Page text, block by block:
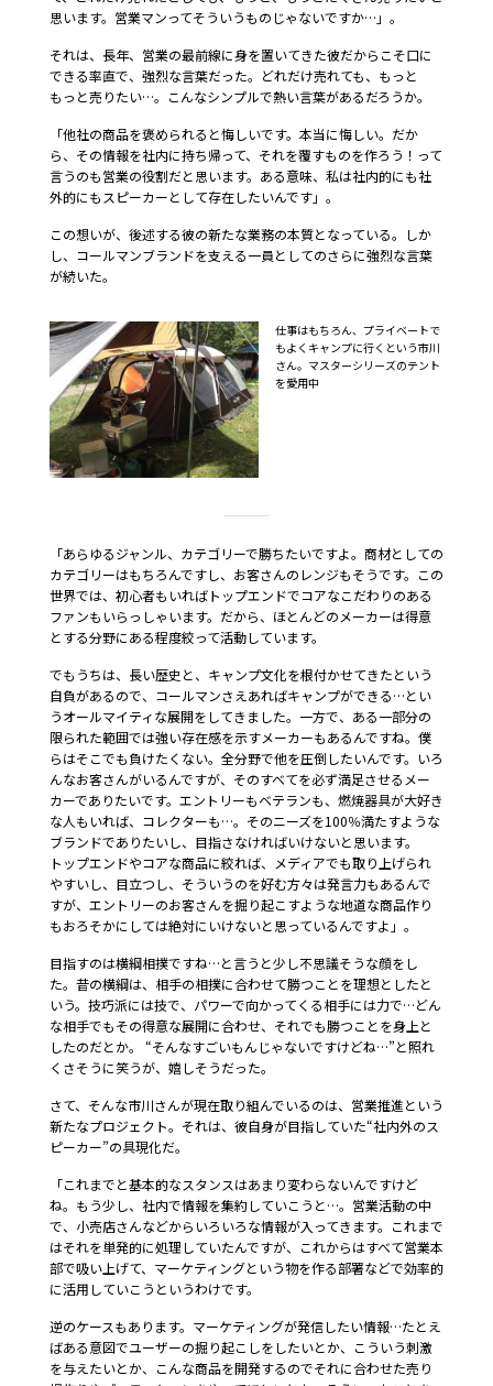
思います。営業マンってそういうものじゃないですか…」。
それは、長年、営業の最前線に身を置いてきた彼だからこそ口に
できる率直で、強烈な言葉だった。どれだけ売れても、もっと
もっと売りたい…。こんなシンプルで熱い言葉があるだろうか。
「他社の商品を褒められると悔しいです。本当に悔しい。だか
ら、その情報を社内に持ち帰って、それを覆すものを作ろう！って
言うのも営業の役割だと思います。ある意味、私は社内的にも社
外的にもスピーカーとして存在したいんです」。
この想いが、後述する彼の新たな業務の本質となっている。しか
し、コールマンブランドを支える一員としてのさらに強烈な言葉
が続いた。
仕事はもちろん、プライベートで
もよくキャンプに行くという市川
さん。マスターシリーズのテント
を愛用中
「あらゆるジャンル、カテゴリーで勝ちたいですよ。商材としての
カテゴリーはもちろんですし、お客さんのレンジもそうです。この
世界では、初心者もいればトップエンドでコアなこだわりのある
ファンもいらっしゃいます。だから、ほとんどのメーカーは得意
とする分野にある程度絞って活動しています。
でもうちは、長い歴史と、キャンプ文化を根付かせてきたという
自負があるので、コールマンさえあればキャンプができる…とい
うオールマイティな展開をしてきました。一方で、ある一部分の
限られた範囲では強い存在感を示すメーカーもあるんですね。僕
らはそこでも負けたくない。全分野で他を圧倒したいんです。いろ
んなお客さんがいるんですが、そのすべてを必ず満足させるメー
カーでありたいです。エントリーもベテランも、燃焼器具が大好き
な人もいれば、コレクターも…。そのニーズを100％満たすような
ブランドでありたいし、目指さなければいけないと思います。
トップエンドやコアな商品に絞れば、メディアでも取り上げられ
やすいし、目立つし、そういうのを好む方々は発言力もあるんで
すが、エントリーのお客さんを掘り起こすような地道な商品作り
もおろそかにしては絶対にいけないと思っているんですよ」。
目指すのは横綱相撲ですね…と言うと少し不思議そうな顔をし
た。昔の横綱は、相手の相撲に合わせて勝つことを理想としたと
いう。技巧派には技で、パワーで向かってくる相手には力で…どん
な相手でもその得意な展開に合わせ、それでも勝つことを身上と
したのだとか。 “そんなすごいもんじゃないですけどね…”と照れ
くさそうに笑うが、嬉しそうだった。
さて、そんな市川さんが現在取り組んでいるのは、営業推進という
新たなプロジェクト。それは、彼自身が目指していた“社内外のス
ピーカー”の具現化だ。
「これまでと基本的なスタンスはあまり変わらないんですけど
ね。もう少し、社内で情報を集約していこうと…。営業活動の中
で、小売店さんなどからいろいろな情報が入ってきます。これまで
はそれを単発的に処理していたんですが、これからはすべて営業本
部で吸い上げて、マーケティングという物を作る部署などで効率的
に活用していこうというわけです。
逆のケースもあります。マーケティングが発信したい情報…たとえ
ばある意図でユーザーの掘り起こしをしたいとか、こういう刺激
を与えたいとか、こんな商品を開発するのでそれに合わせた売り